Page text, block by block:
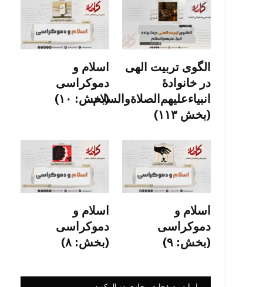
الگوی تربیت الهی
در خانوادۀ
انبیاءعلیهم‌الصلاةو‌السلام
(بخش ۱۱۳)
اسلام و
دموکراسی
(بخش: ۱۰)
اسلام و
دموکراسی
(بخش: ۹)
اسلام و
دموکراسی
(بخش: ۸)